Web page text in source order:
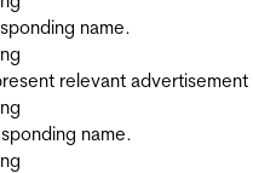
name.
relevant
name.